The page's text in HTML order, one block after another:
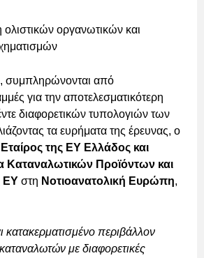
οργανωτικών και
συμπληρώνονται από
για την αποτελεσματικότερη
διαφορετικών τυπολογιών των
τα ευρήματα της έρευνας, ο
της EY Ελλάδος και
Καταναλωτικών Προϊόντων και
ΕΥ στη Νοτιοανατολική Ευρώπη,
κατακερματισμένο περιβάλλον
με διαφορετικές